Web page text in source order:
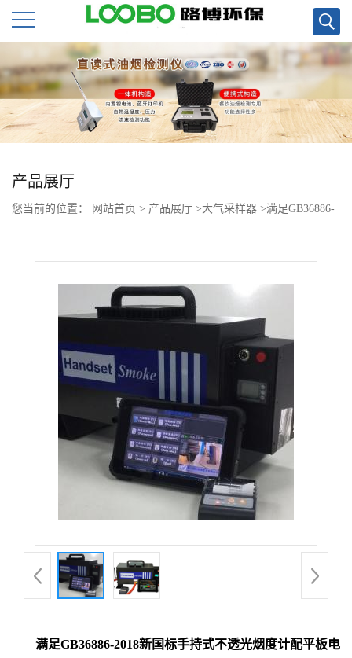
公
司
首
页
公
品
厅
产品展厅
您当前的位置： 网站首页 > 产品展厅 >大气采样器 >满足GB36886-
满足GB36886-2018新国标手持式不透光烟度计配平板电